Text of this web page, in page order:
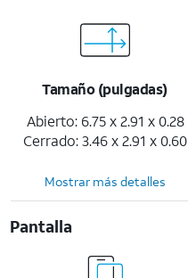
Tamaño (pulgadas)
Abierto: 6.75 x 2.91 x 0.28
Cerrado: 3.46 x 2.91 x 0.60
Mostrar más detalles
Pantalla